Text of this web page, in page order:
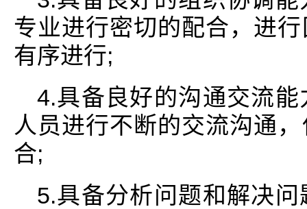
专业进行密切的配合，进
有序进行;
4.具备良好的沟通交流
人员进行不断的交流沟通
合;
5.具备分析问题和解决